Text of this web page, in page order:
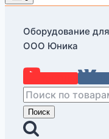
Оборудование
ООО Юника
Искать:
Поиск